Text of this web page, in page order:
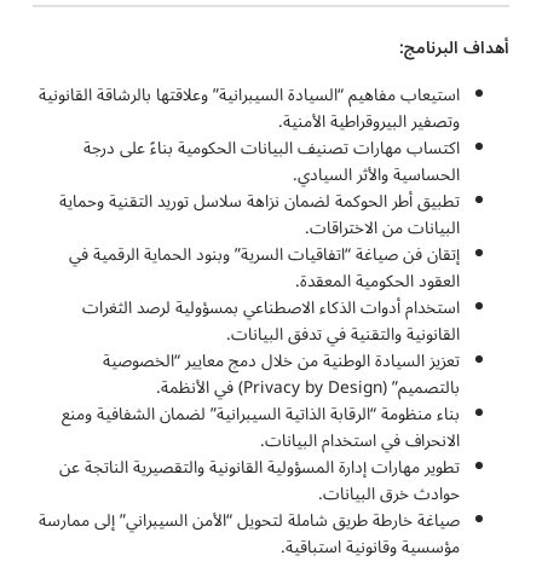
أهداف البرنامج:
استيعاب مفاهيم “السيادة السيبرانية” وعلاقتها بالرشاقة القانونية
وتصفير البيروقراطية الأمنية.
اكتساب مهارات تصنيف البيانات الحكومية بناءً على درجة
الحساسية والأثر السيادي.
تطبيق أطر الحوكمة لضمان نزاهة سلاسل توريد التقنية وحماية
البيانات من الاختراقات.
إتقان فن صياغة “اتفاقيات السرية” وبنود الحماية الرقمية في
العقود الحكومية المعقدة.
استخدام أدوات الذكاء الاصطناعي بمسؤولية لرصد الثغرات
القانونية والتقنية في تدفق البيانات.
تعزيز السيادة الوطنية من خلال دمج معايير “الخصوصية
بالتصميم” (Privacy by Design) في الأنظمة.
بناء منظومة “الرقابة الذاتية السيبرانية” لضمان الشفافية ومنع
الانحراف في استخدام البيانات.
تطوير مهارات إدارة المسؤولية القانونية والتقصيرية الناتجة عن
حوادث خرق البيانات.
صياغة خارطة طريق شاملة لتحويل “الأمن السيبراني” إلى ممارسة
مؤسسية وقانونية استباقية.